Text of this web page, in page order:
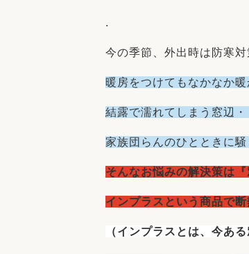
中古物件探しから性能向上
.
今の季節、外出時は防寒
暖房をつけてもなかなか
結露で濡れてしまう窓辺・
家族団らんのひとときに騒
そんなお悩みの解決策は
インプラスという商品で
（インプラスとは、今あ